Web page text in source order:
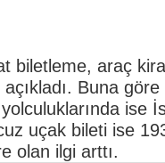
biletleme, araç
açıkladı. Buna
ise
uçak bileti ise
olan ilgi arttı.